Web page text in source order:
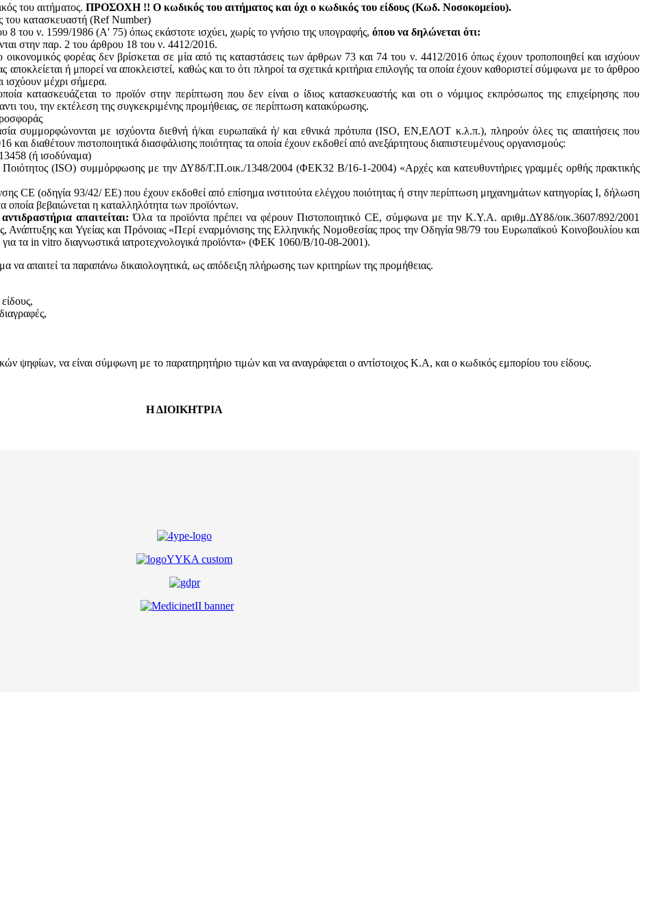
του αιτήματος. ΠΡΟΣΟΧΗ !! Ο κωδικός του αιτήματος και όχι ο κωδικός του είδους (Κωδ. Νοσοκομείου).
του κατασκευαστή (Ref Number)
του ν. 1599/1986 (Α' 75) όπως εκάστοτε ισχύει, χωρίς το γνήσιο της υπογραφής, όπου να δηλώνεται ότι:
στην παρ. 2 του άρθρου 18 του ν. 4412/2016.
φορέας δεν βρίσκεται σε μία από τις καταστάσεις των άρθρων 73 και 74 του ν. 4412/2016 όπως έχουν τροποποιηθεί και ισχύουν
αποκλείεται ή μπορεί να αποκλειστεί, καθώς και το ότι πληροί τα σχετικά κριτήρια επιλογής τα οποία έχουν καθοριστεί σύμφωνα με τo άρθροo
ισχύουν μέχρι σήμερα.
κατασκευάζεται το προϊόν στην περίπτωση που δεν είναι ο ίδιος κατασκευαστής και oτι ο νόμιμος εκπρόσωπος της επιχείρησης που
του, την εκτέλεση της συγκεκριμένης προμήθειας, σε περίπτωση κατακύρωσης.
συμμορφώνονται με ισχύοντα διεθνή ή/και ευρωπαϊκά ή/ και εθνικά πρότυπα (ISO, ΕΝ,ΕΛΟΤ κ.λ.π.), πληρούν όλες τις απαιτήσεις που
διαθέτουν πιστοποιητικά διασφάλισης ποιότητας τα οποία έχουν εκδοθεί από ανεξάρτητους διαπιστευμένους οργανισμούς:
(ή ισοδύναμα)
Ποιότητος (ISO) συμμόρφωσης με την ΔΥ8δ/Γ.Π.οικ./1348/2004 (ΦΕΚ32 Β/16-1-2004) «Αρχές και κατευθυντήριες γραμμές ορθής πρακτικής
CE (οδηγία 93/42/ ΕΕ) που έχουν εκδοθεί από επίσημα ινστιτούτα ελέγχου ποιότητας ή στην περίπτωση μηχανημάτων κατηγορίας Ι, δήλωση
βεβαιώνεται η καταλληλότητα των προϊόντων.
απαιτείται: Όλα τα προϊόντα πρέπει να φέρουν Πιστοποιητικό CE, σύμφωνα με την Κ.Υ.Α. αριθμ.ΔΥ8δ/οικ.3607/892/2001
και Υγείας και Πρόνοιας «Περί εναρμόνισης της Ελληνικής Νομοθεσίας προς την Οδηγία 98/79 του Ευρωπαϊκού Κοινοβουλίου και
τα in vitro διαγνωστικά ιατροτεχνολογικά προϊόντα» (ΦΕΚ 1060/Β/10-08-2001).
να απαιτεί τα παραπάνω δικαιολογητικά, ως απόδειξη πλήρωσης των κριτηρίων της προμήθειας.
ψηφίων, να είναι σύμφωνη με το παρατηρητήριο τιμών και να αναγράφεται ο αντίστοιχος Κ.Α, και ο κωδικός εμπορίου του είδους.
Η ΔΙΟΙΚΗΤΡΙΑ